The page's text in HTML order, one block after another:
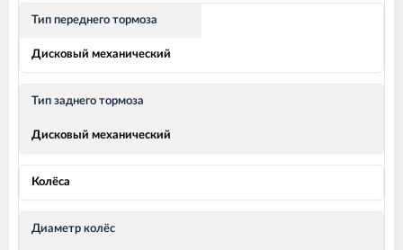
Тип переднего тормоза
Дисковый механический
Тип заднего тормоза
Дисковый механический
Колёса
Диаметр колёс